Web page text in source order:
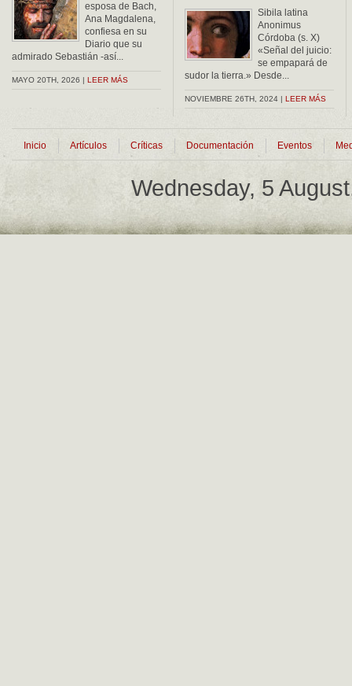
esposa de Bach,
Ana Magdalena,
confiesa en su
Diario que su
admirado Sebastián -así...
MAYO 20TH, 2026 | LEER MÁS
Sibila latina
Anonimus
Córdoba (s. X)
«Señal del juicio:
se empapará de
sudor la tierra.» Desde...
NOVIEMBRE 26TH, 2024 | LEER MÁS
Inicio Artículos Críticas Documentación Eventos
Wednesday, 5